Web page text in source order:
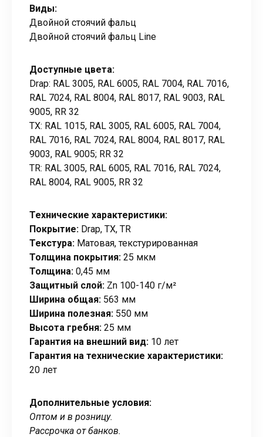
Виды:
Двойной стоячий фальц
Двойной стоячий фальц Line
Доступные цвета:
Drap: RAL 3005, RAL 6005, RAL 7004, RAL 7016,
RAL 7024, RAL 8004, RAL 8017, RAL 9003, RAL
9005, RR 32
ТХ: RAL 1015, RAL 3005, RAL 6005, RAL 7004,
RAL 7016, RAL 7024, RAL 8004, RAL 8017, RAL
9003, RAL 9005; RR 32
TR: RAL 3005, RAL 6005, RAL 7016, RAL 7024,
RAL 8004, RAL 9005, RR 32
Технические характеристики:
Покрытие: Drap, TX, TR
Текстура: Матовая, текстурированная
Толщина покрытия: 25 мкм
Толщина: 0,45 мм
Защитный слой: Zn 100-140 г/м²
Ширина общая: 563 мм
Ширина полезная: 550 мм
Высота гребня: 25 мм
Гарантия на внешний вид: 10 лет
Гарантия на технические характеристики:
20 лет
Дополнительные условия:
Оптом и в розницу.
Рассрочка от банков.